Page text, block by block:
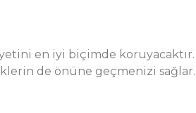
en iyi biçimde koruyacaktır.
de önüne geçmenizi sağlar.